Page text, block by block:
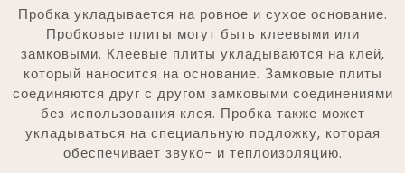
Пробка укладывается на ровное и сухое основание.
Пробковые плиты могут быть клеевыми или
замковыми. Клеевые плиты укладываются на клей,
который наносится на основание. Замковые плиты
соединяются друг с другом замковыми соединениями
без использования клея. Пробка также может
укладываться на специальную подложку, которая
обеспечивает звуко- и теплоизоляцию.